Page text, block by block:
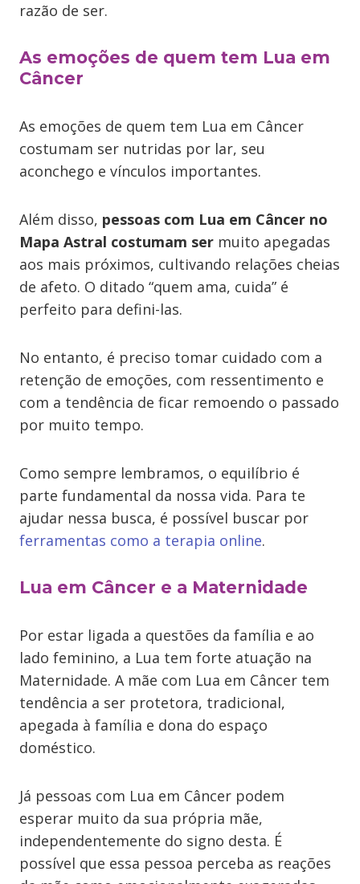
razão de ser.
As emoções de quem tem Lua em
Câncer
As emoções de quem tem Lua em Câncer
costumam ser nutridas por lar, seu
aconchego e vínculos importantes.
Além disso, pessoas com Lua em Câncer no
Mapa Astral costumam ser muito apegadas
aos mais próximos, cultivando relações cheias
de afeto. O ditado “quem ama, cuida” é
perfeito para defini-las.
No entanto, é preciso tomar cuidado com a
retenção de emoções, com ressentimento e
com a tendência de ficar remoendo o passado
por muito tempo.
Como sempre lembramos, o equilíbrio é
parte fundamental da nossa vida. Para te
ajudar nessa busca, é possível buscar por
ferramentas como a terapia online.
Lua em Câncer e a Maternidade
Por estar ligada a questões da família e ao
lado feminino, a Lua tem forte atuação na
Maternidade. A mãe com Lua em Câncer tem
tendência a ser protetora, tradicional,
apegada à família e dona do espaço
doméstico.
Já pessoas com Lua em Câncer podem
esperar muito da sua própria mãe,
independentemente do signo desta. É
possível que essa pessoa perceba as reações